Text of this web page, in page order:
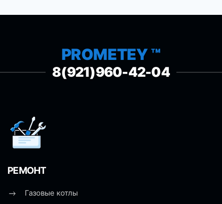
PROMETEY ™
8(921)960-42-04
РЕМОНТ
Газовые котлы